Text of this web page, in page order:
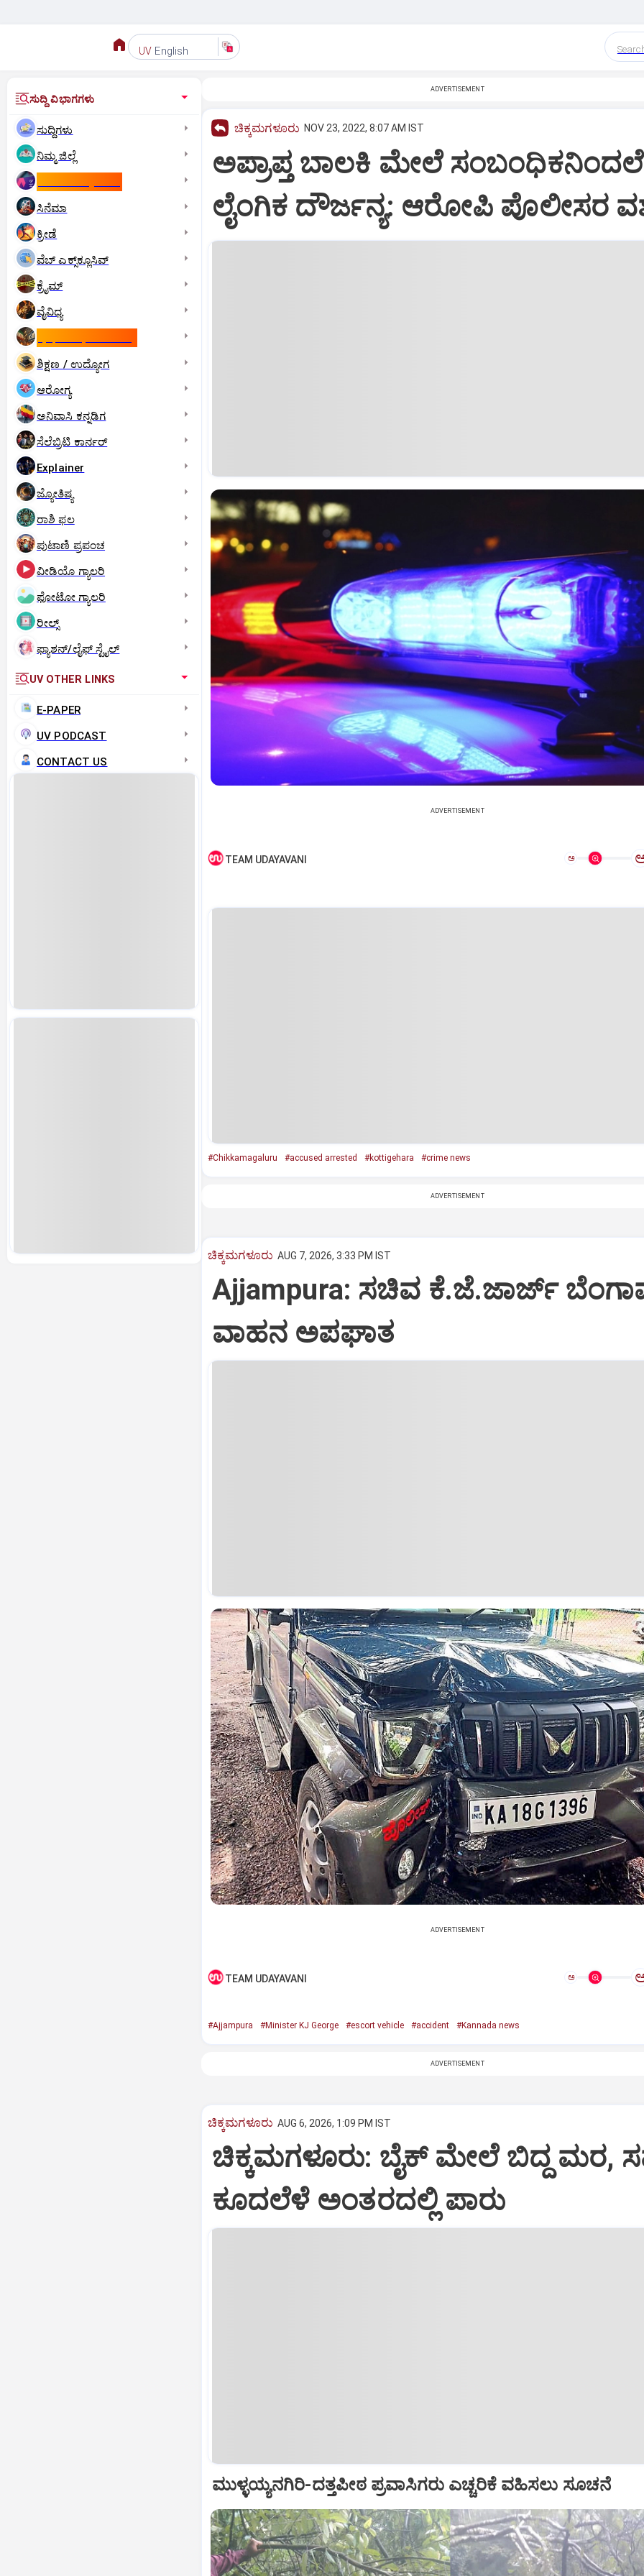
UV English
ಸುದ್ದಿ ವಿಭಾಗಗಳು
ಸುದ್ದಿಗಳು
ನಿಮ್ಮ ಜಿಲ್ಲೆ
ಸಿನೆಮಾ
ಕ್ರೀಡೆ
ವೆಬ್ ಎಕ್ಸ್‌ಕ್ಲೂಸಿವ್
ಕ್ರೈಮ್
ವೈವಿಧ್ಯ
ಶಿಕ್ಷಣ / ಉದ್ಯೋಗ
ಆರೋಗ್ಯ
ಅನಿವಾಸಿ ಕನ್ನಡಿಗ
ಸೆಲೆಬ್ರಿಟಿ ಕಾರ್ನರ್‌
Explainer
ಜ್ಯೋತಿಷ್ಯ
ರಾಶಿ ಫಲ
ಪುಟಾಣಿ ಪ್ರಪಂಚ
ವೀಡಿಯೊ ಗ್ಯಾಲರಿ
ಫೋಟೋ ಗ್ಯಾಲರಿ
ರೀಲ್ಸ್
ಫ್ಯಾಶನ್/ಲೈಫ್‌ ಸ್ಟೈಲ್
UV OTHER LINKS
E-PAPER
UV PODCAST
CONTACT US
ADVERTISEMENT
ಚಿಕ್ಕಮಗಳೂರು NOV 23, 2022, 8:07 AM IST
ಅಪ್ರಾಪ್ತ ಬಾಲಕಿ ಮೇಲೆ
ಲೈಂಗಿಕ ದೌರ್ಜನ್ಯ: ಆರೋಪಿ ಪೊಲೀಸರ
ADVERTISEMENT
TEAM UDAYAVANI ಅ
#Chikkamagaluru #accused arrested #kottigehara #crime news
ADVERTISEMENT
ಚಿಕ್ಕಮಗಳೂರು AUG 7, 2026, 3:33 PM IST
Ajjampura: ಸಚಿವ ಕೆ.ಜೆ.ಜಾರ್ಜ್
ವಾಹನ ಅಪಘಾತ
ADVERTISEMENT
TEAM UDAYAVANI ಅ
#Ajjampura #Minister KJ George #escort vehicle #accident #Kannada news
ADVERTISEMENT
ಚಿಕ್ಕಮಗಳೂರು AUG 6, 2026, 1:09 PM IST
ಚಿಕ್ಕಮಗಳೂರು: ಬೈಕ್ ಮೇಲೆ ಬಿದ್ದ ಮರ,
ಕೂದಲೆಳೆ ಅಂತರದಲ್ಲಿ ಪಾರು
ಮುಳ್ಳಯ್ಯನಗಿರಿ-ದತ್ತಪೀಠ ಪ್ರವಾಸಿಗರು ಎಚ್ಚರಿಕೆ ವಹಿಸಲು ಸೂಚನೆ